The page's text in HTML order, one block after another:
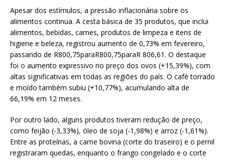
Apesar dos estímulos, a pressão inflacionária sobre os
alimentos continua. A cesta básica de 35 produtos, que inclui
alimentos, bebidas, carnes, produtos de limpeza e itens de
higiene e beleza, registrou aumento de 0,73% em fevereiro,
passando de R800,75paraR800,75paraR 806,61. O destaque
foi o aumento expressivo no preço dos ovos (+15,39%), com
altas significativas em todas as regiões do país. O café torrado
e moído também subiu (+10,77%), acumulando alta de
66,19% em 12 meses.
Por outro lado, alguns produtos tiveram redução de preço,
como feijão (-3,33%), óleo de soja (-1,98%) e arroz (-1,61%).
Entre as proteínas, a carne bovina (corte do traseiro) e o pernil
registraram quedas, enquanto o frango congelado e o corte